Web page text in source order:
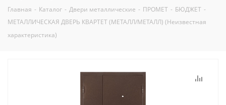
Главная - Каталог - Двери металлические - ПРОМЕТ - БЮДЖЕТ -
МЕТАЛЛИЧЕСКАЯ ДВЕРЬ КВАРТЕТ (МЕТАЛЛ/МЕТАЛЛ) (Неизвестная
характеристика)